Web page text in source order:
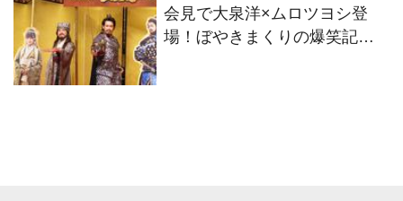
会見で大泉洋×ムロツヨシ登
場！ぼやきまくりの爆笑記者